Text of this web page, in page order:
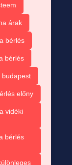
árak
bérlés
bérlés
budapest
előny
vidéki
bérlés